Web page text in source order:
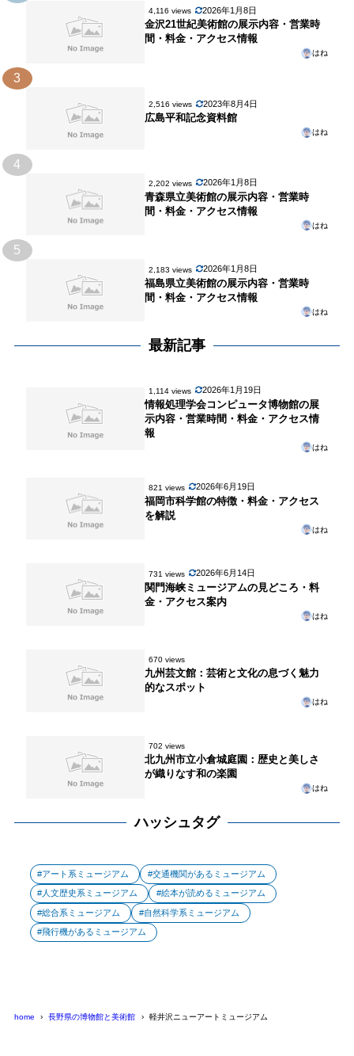
4,116 views 2026年1月8日
金沢21世紀美術館の展示内容・営業時
間・料金・アクセス情報
はね
3
2,516 views 2023年8月4日
広島平和記念資料館
はね
4
2,202 views 2026年1月8日
青森県立美術館の展示内容・営業時
間・料金・アクセス情報
はね
5
2,183 views 2026年1月8日
福島県立美術館の展示内容・営業時
間・料金・アクセス情報
はね
最新記事
1,114 views 2026年1月19日
情報処理学会コンピュータ博物館の展
示内容・営業時間・料金・アクセス情
報
はね
821 views 2026年6月19日
福岡市科学館の特徴・料金・アクセス
を解説
はね
731 views 2026年6月14日
関門海峡ミュージアムの見どころ・料
金・アクセス案内
はね
670 views
九州芸文館：芸術と文化の息づく魅力
的なスポット
はね
702 views
北九州市立小倉城庭園：歴史と美しさ
が織りなす和の楽園
はね
ハッシュタグ
アート系ミュージアム 交通機関があるミュージアム
人文歴史系ミュージアム 絵本が読めるミュージアム
総合系ミュージアム 自然科学系ミュージアム
飛行機があるミュージアム
home 長野県の博物館と美術館 軽井沢ニューアートミュージアム